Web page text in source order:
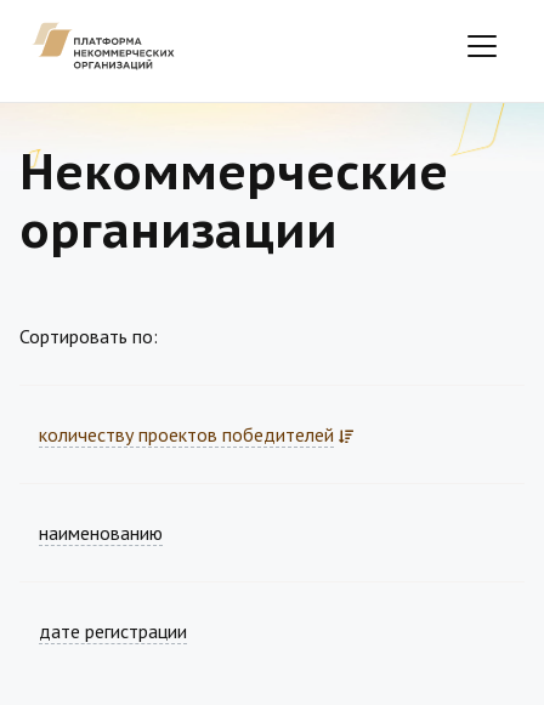
Некоммерческие
организации
Сортировать по:
количеству проектов победителей
наименованию
дате регистрации